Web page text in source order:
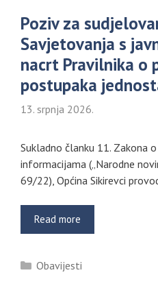
Poziv za
Savjetovanja s
nacrt Pravilnika o
postupaka
13. srpnja 2026.
Sukladno članku 11. Zakona
informacijama („Narodne
69/22), Općina Sikirevci
Read more
Kategorije
Obavijesti